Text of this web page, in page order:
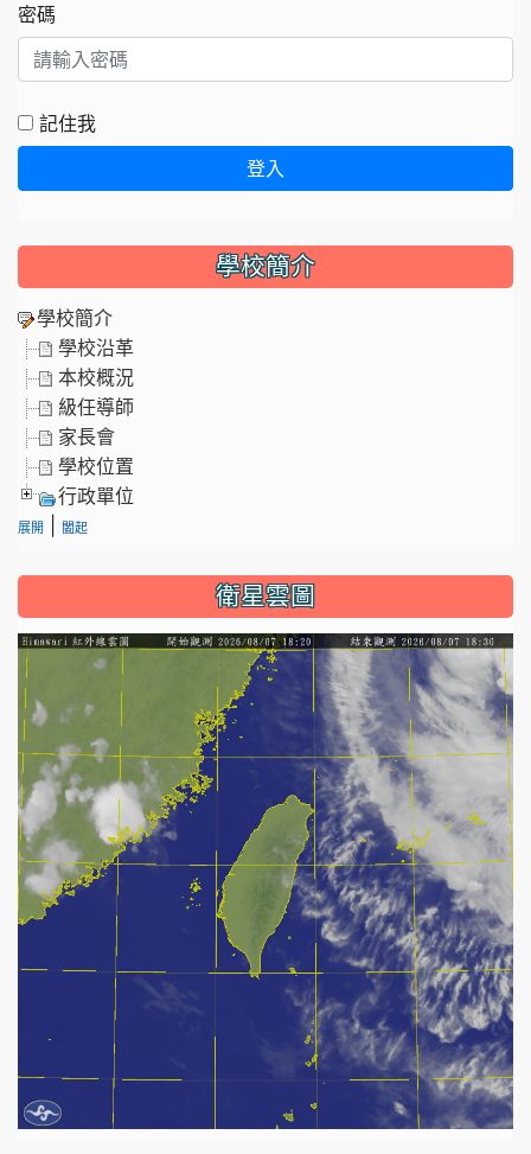
密碼
記住我
登入
學校簡介
學校簡介
學校沿革
本校概況
級任導師
家長會
學校位置
行政單位
展開 闔起
衛星雲圖